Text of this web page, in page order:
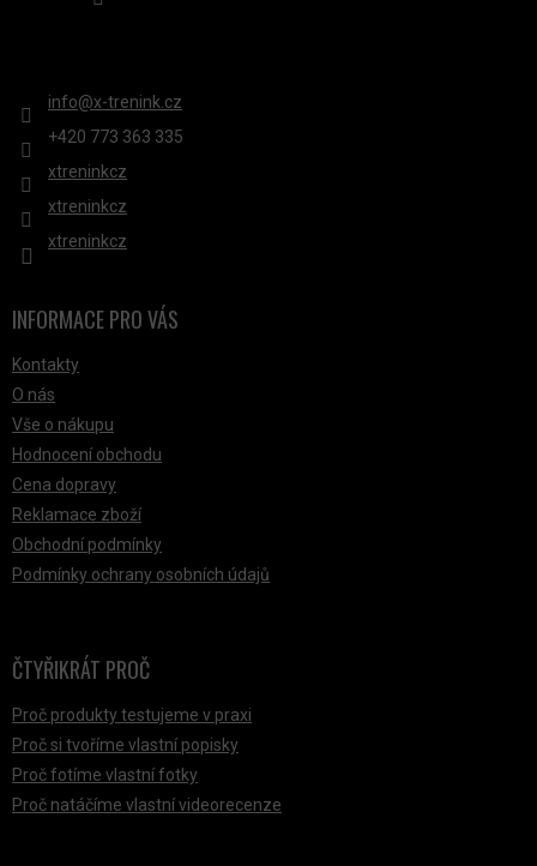
info@x-trenink.cz
+420 ‭773 363 335
xtreninkcz
xtreninkcz
xtreninkcz
INFORMACE PRO VÁS
Kontakty
O nás
Vše o nákupu
Hodnocení obchodu
Cena dopravy
Reklamace zboží
Obchodní podmínky
Podmínky ochrany osobních údajů
ČTYŘIKRÁT PROČ
Proč produkty testujeme v praxi
Proč si tvoříme vlastní popisky
Proč fotíme vlastní fotky
Proč natáčíme vlastní videorecenze